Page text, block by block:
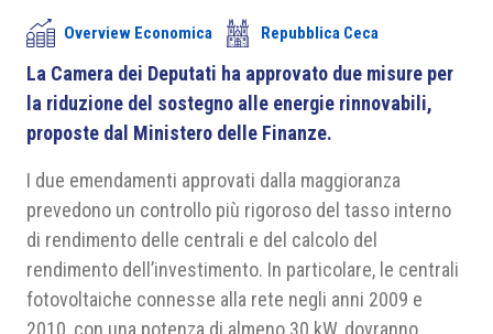
Progetti
Area riservata
Overview Economica Repubblica Ceca
La Camera dei Deputati ha approvato due misure per
la riduzione del sostegno alle energie rinnovabili,
proposte dal Ministero delle Finanze.
I due emendamenti approvati dalla maggioranza
prevedono un controllo più rigoroso del tasso interno
di rendimento delle centrali e del calcolo del
rendimento dell’investimento. In particolare, le centrali
fotovoltaiche connesse alla rete negli anni 2009 e
2010, con una potenza di almeno 30 kW, dovranno